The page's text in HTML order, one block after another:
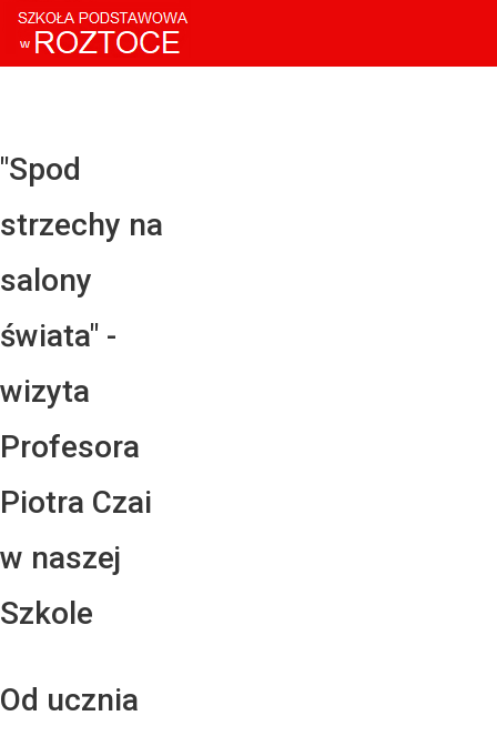
"Spod
strzechy na
salony
świata" -
wizyta
Profesora
Piotra Czai
w naszej
Szkole
Od ucznia